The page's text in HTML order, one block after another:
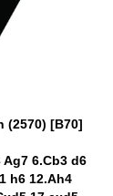
(2570) [B70]
Ag7 6.Cb3 d6
h6 12.Ah4